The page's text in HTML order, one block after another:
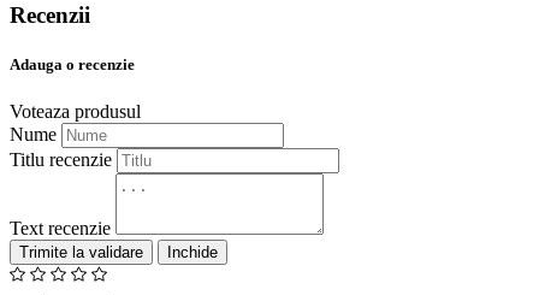
Recenzii
Adauga o recenzie
Voteaza produsul
Nume
Titlu recenzie
Text recenzie
Inchide